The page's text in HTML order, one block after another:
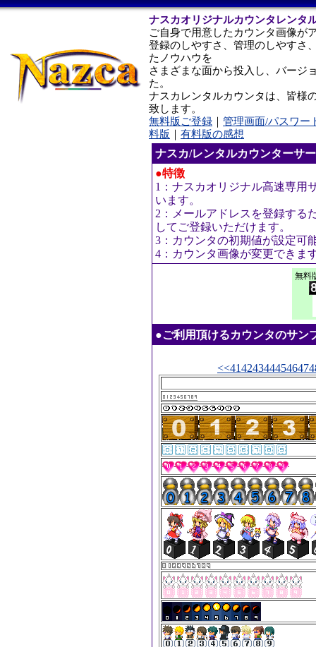
ナスカオリジナルカウンタレンタ
ご自身で用意したカウンタ画像が
登録のしやすさ、管理のしやすさ
たノウハウを
さまざまな面から投入し、バージ
た。
ナスカレンタルカウンタは、皆様
致します。
無料版ご登録 ｜ 管理画面/パスワー
料版 ｜ 有料版の感想
ナスカ/レンタルカウンターサ
●特徴
1：ナスカオリジナル高速専用
います。
2：メールアドレスを登録する
してご登録いただけます。
3：カウンタの初期値が設定可
4：カウンタ画像が変更できま
無料
●ご利用頂けるカウンタのサン
<<41424344454647